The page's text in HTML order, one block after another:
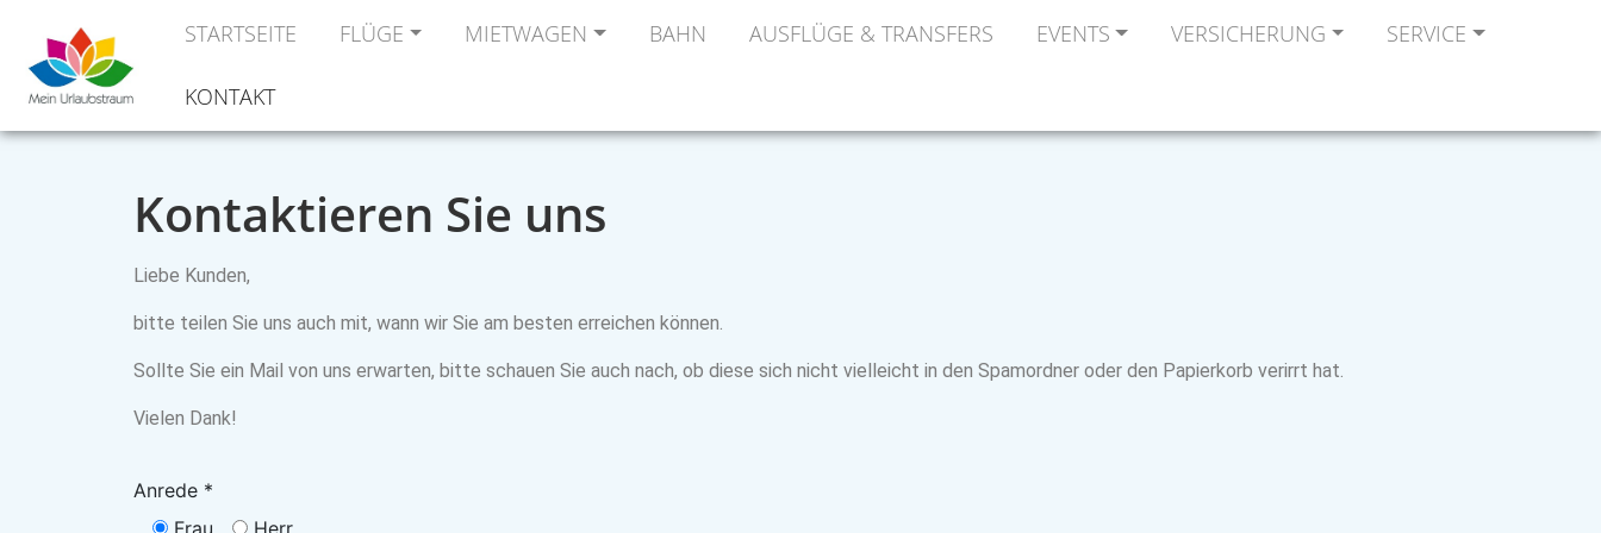
STARTSEITE FLÜGE MIETWAGEN BAHN AUSFLÜGE & TRANSFERS EVENTS VERSICHERUNG SERVICE
KONTAKT
Kontaktieren Sie uns
Liebe Kunden,
bitte teilen Sie uns auch mit, wann wir Sie am besten erreichen können.
Sollte Sie ein Mail von uns erwarten, bitte schauen Sie auch nach, ob diese sich nicht vielleicht in den Spamordner oder den Papierkorb verirrt hat.
Vielen Dank!
Anrede *
Frau
Herr